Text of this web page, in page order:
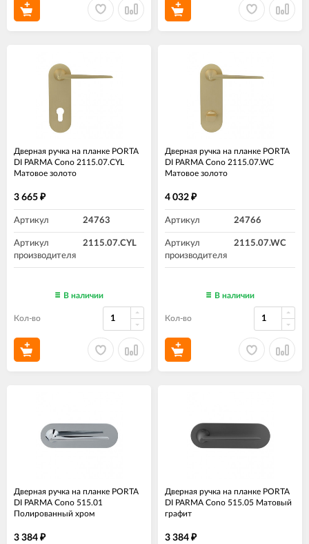
Дверная ручка на планке PORTA
DI PARMA Cono 2115.07.CYL
Матовое золото
3 665 ₽
Артикул 24763
Артикул
производителя
2115.07.CYL
В наличии
Кол-во
Дверная ручка на планке PORTA
DI PARMA Cono 2115.07.WC
Матовое золото
4 032 ₽
Артикул 24766
Артикул
производителя
2115.07.WC
В наличии
Кол-во
Дверная ручка на планке PORTA
DI PARMA Cono 515.01
Полированный хром
3 384 ₽
Дверная ручка на планке PORTA
DI PARMA Cono 515.05 Матовый
графит
3 384 ₽